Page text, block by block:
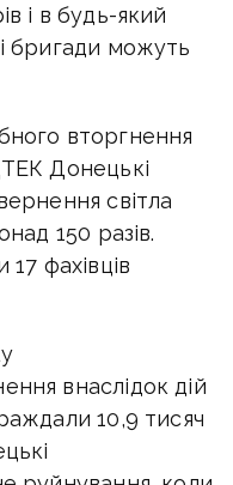
і в будь-який
бригади можуть
вторгнення
Донецькі
світла
150 разів.
фахівців
внаслідок дій
10,9 тисяч